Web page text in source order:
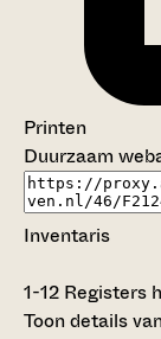
Printen
Duurzaam
Inventaris
1-12 Registers
Toon details